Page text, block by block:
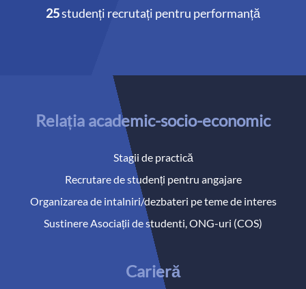
25studenți recrutați pentru performanță
Relația academic-socio-economic
Stagii de practică
Recrutare de studenți pentru angajare
Organizarea de intalniri/dezbateri pe teme de interes
Sustinere Asociații de studenti, ONG-uri (COS)
Carieră